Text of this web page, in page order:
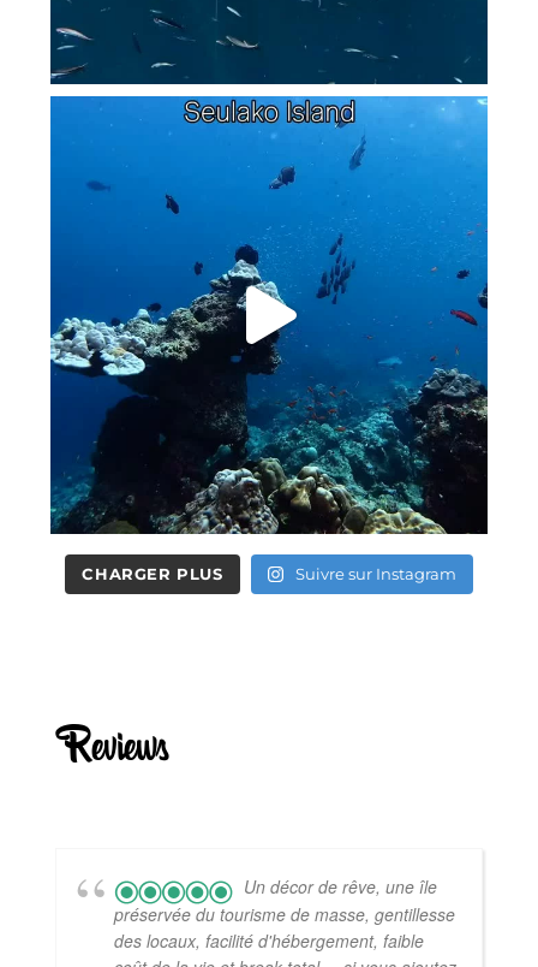
CHARGER PLUS Suivre sur Instagram
Reviews
Un décor de rêve, une île
préservée du tourisme de masse, gentillesse
des locaux, facilité d'hébergement, faible